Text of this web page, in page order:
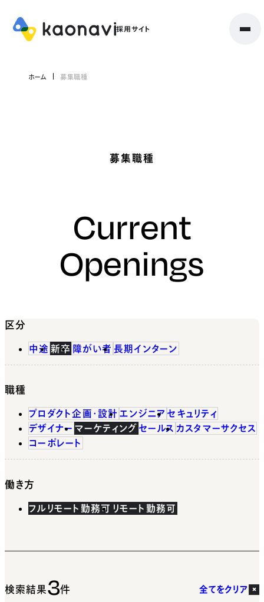
ホーム 募集職種
募集職種
Current
Openings
区分
中途 新卒 障がい者 長期インターン
職種
プロダクト企画・設計 エンジニア セキュリティ
デザイナー マーケティング セールス カスタマーサクセス
コーポレート
働き方
フルリモート勤務可 リモート勤務可
検索結果3件 全てをクリア